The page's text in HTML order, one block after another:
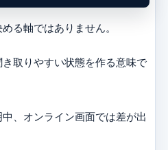
る軸ではありません。
取りやすい状態を作る意味で
、オンライン画面では差が出